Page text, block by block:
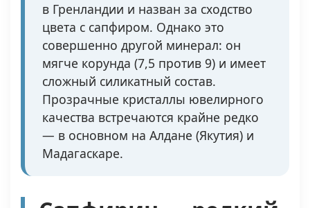
в Гренландии и назван за сходство
цвета с сапфиром. Однако это
совершенно другой минерал: он
мягче корунда (7,5 против 9) и имеет
сложный силикатный состав.
Прозрачные кристаллы ювелирного
качества встречаются крайне редко
— в основном на Алдане (Якутия) и
Мадагаскаре.